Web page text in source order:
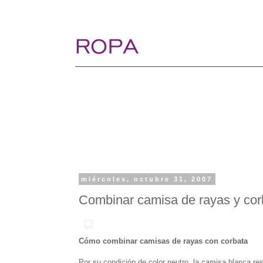
miércoles, octubre 31, 2007
Combinar camisa de rayas y
Cómo combinar camisas de rayas con corbata